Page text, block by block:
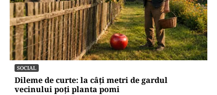
SOCIAL
Dileme de curte: la câți metri de gardul
vecinului poți planta pomi